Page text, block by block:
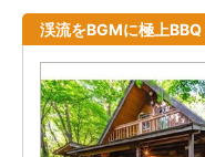
渓流をBGMに極上